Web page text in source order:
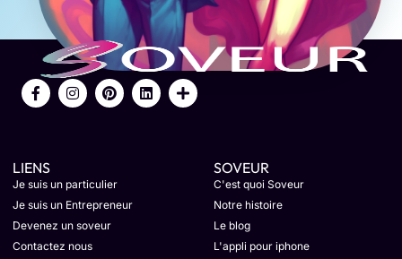
LIENS
Je suis un particulier
Je suis un Entrepreneur
Devenez un soveur
Contactez nous
SOVEUR
C'est quoi Soveur
Notre histoire
Le blog
L'appli pour iphone